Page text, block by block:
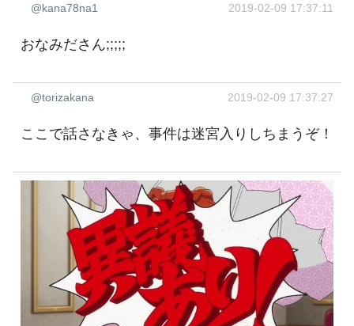
@kana78na1 2019-02-09 17:37:11
おなみださん;;;;;
@torizakana 2019-02-09 17:37:27
ここで話さなきゃ、事件は迷宮入りしちまうぞ！